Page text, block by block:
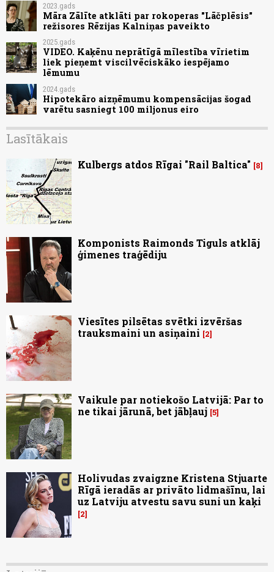
2023.gads
Māra Zālīte atklāti par rokoperas "Lāčplēsis"
režisores Rēzijas Kalniņas paveikto
2025.gads
VIDEO. Kaķēnu neprātīgā mīlestība vīrietim
liek pieņemt viscilvēciskāko iespējamo
lēmumu
2024.gads
Hipotekāro aizņēmumu kompensācijas šogad
varētu sasniegt 100 miljonus eiro
Lasītākais
Kulbergs atdos Rīgai "Rail Baltica" 8
Komponists Raimonds Tiguls atklāj
ģimenes traģēdiju
Viesītes pilsētas svētki izvēršas
trauksmaini un asiņaini
2
Vaikule par notiekošo Latvijā: Par to
ne tikai jārunā, bet jābļauj 5
Holivudas zvaigzne Kristena Stjuarte
Rīgā ieradās ar privāto lidmašīnu, lai
uz Latviju atvestu savu suni un kaķi
2